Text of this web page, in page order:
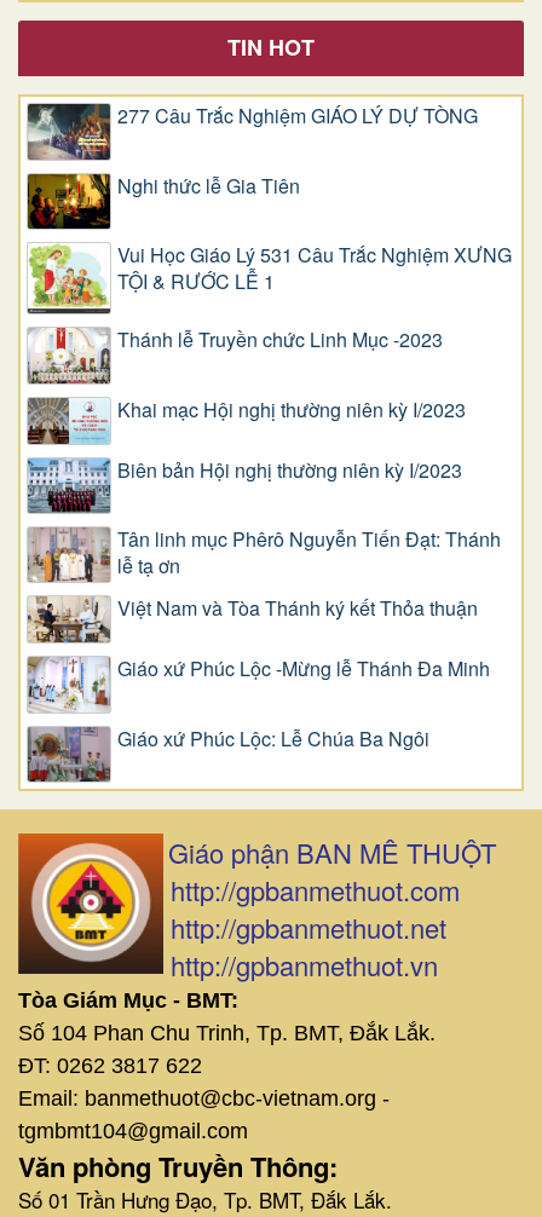
TIN HOT
277 Câu Trắc Nghiệm GIÁO LÝ DỰ TÒNG
Nghi thức lễ Gia Tiên
Vui Học Giáo Lý 531 Câu Trắc Nghiệm XƯNG
TỘI & RƯỚC LỄ 1
Thánh lễ Truyền chức Linh Mục -2023
Khai mạc Hội nghị thường niên kỳ I/2023
Biên bản Hội nghị thường niên kỳ I/2023
Tân linh mục Phêrô Nguyễn Tiến Đạt: Thánh
lễ tạ ơn
Việt Nam và Tòa Thánh ký kết Thỏa thuận
Giáo xứ Phúc Lộc -Mừng lễ Thánh Đa Minh
Giáo xứ Phúc Lộc: Lễ Chúa Ba Ngôi
Giáo phận BAN MÊ THUỘT
http://gpbanmethuot.com
http://gpbanmethuot.net
http://gpbanmethuot.vn
Tòa Giám Mục - BMT:
Số 104 Phan Chu Trinh, Tp. BMT, Đắk Lắk.
ĐT: 0262 3817 622
Email: banmethuot@cbc-vietnam.org -
tgmbmt104@gmail.com
Văn phòng Truyền Thông:
Số 01 Trần Hưng Đạo, Tp. BMT, Đắk Lắk.